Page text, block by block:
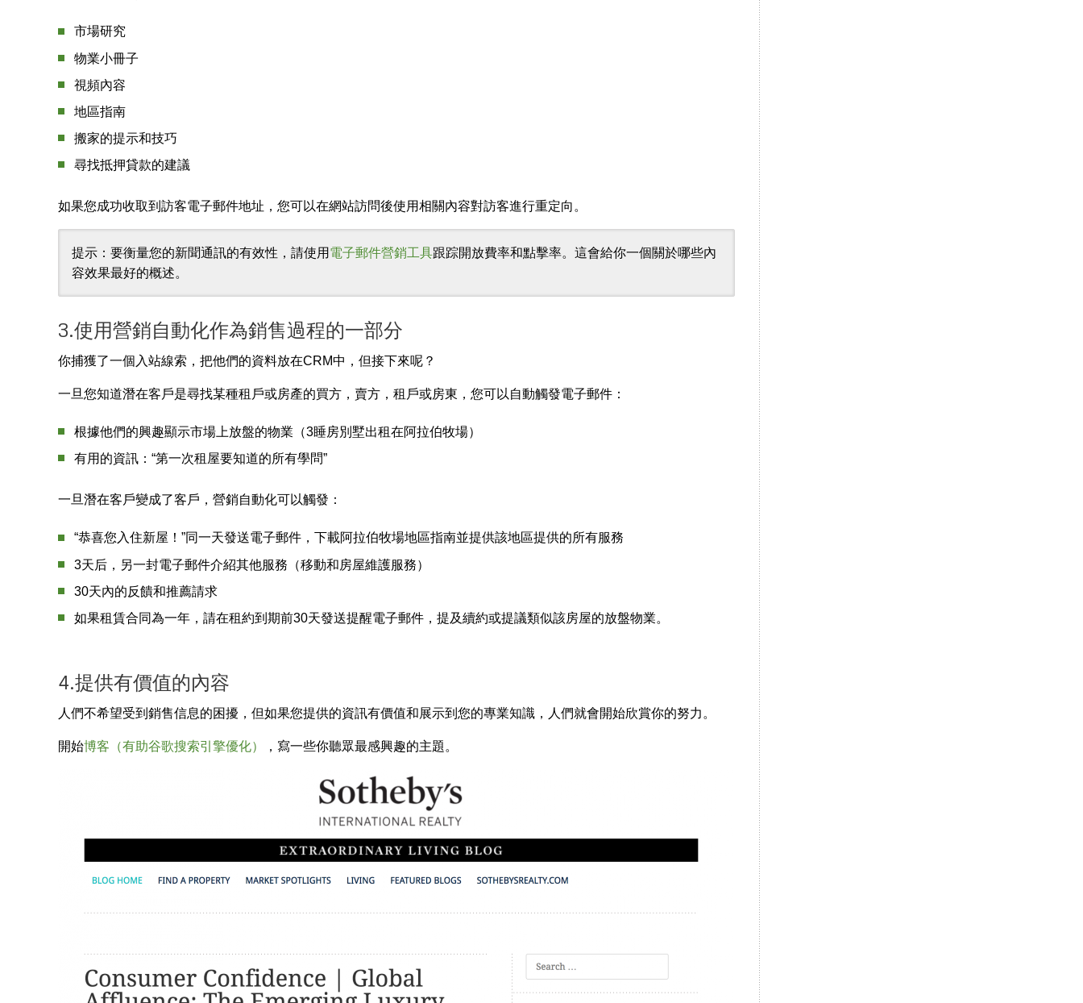
市場研究
物業小冊子
視頻內容
地區指南
搬家的提示和技巧
尋找抵押貸款的建議
如果您成功收取到訪客電子郵件地址，您可以在網站訪問後使用相關內容對訪客進行重定向。
提示：要衡量您的新聞通訊的有效性，請使用 電子郵件營銷工具跟踪開放費率和點擊率。這會給你一個關於哪些內
容效果最好的概述。
3.使用營銷自動化作為銷售過程的一部分
你捕獲了一個入站線索，把他們的資料放在CRM中，但接下來呢？
一旦您知道潛在客戶是尋找某種租戶或房產的買方，賣方，租戶或房東，您可以自動觸發電子郵件：
根據他們的興趣顯示市場上放盤的物業（3睡房別墅出租在阿拉伯牧場）
有用的資訊：“第一次租屋要知道的所有學問”
一旦潛在客戶變成了客戶，營銷自動化可以觸發：
“恭喜您入住新屋！”同一天發送電子郵件，下載阿拉伯牧場地區指南並提供該地區提供的所有服務
3天后，另一封電子郵件介紹其他服務（移動和房屋維護服務）
30天內的反饋和推薦請求
如果租賃合同為一年，請在租約到期前30天發送提醒電子郵件，提及續約或提議類似該房屋的放盤物業。
4.提供有價值的內容
人們不希望受到銷售信息的困擾，但如果您提供的資訊有價值和展示到您的專業知識，人們就會開始欣賞你的努力。
開始博客（有助谷歌搜索引擎優化） ，寫一些你聽眾最感興趣的主題。